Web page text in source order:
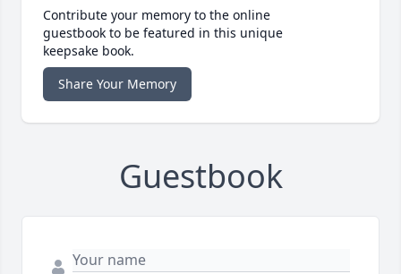
Contribute your memory to the online
guestbook to be featured in this unique
keepsake book.
Share Your Memory
Guestbook